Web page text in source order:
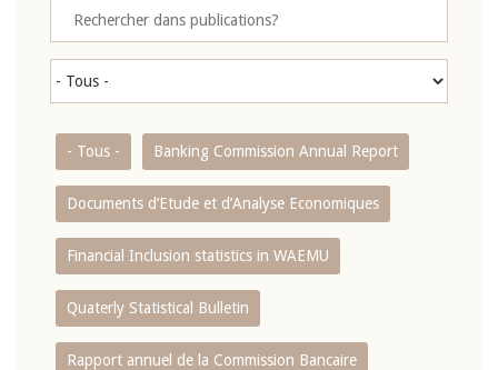
- Tous - Banking Commission Annual Report
Documents d’Etude et d’Analyse Economiques
Financial Inclusion statistics in WAEMU
Quaterly Statistical Bulletin
Rapport annuel de la Commission Bancaire